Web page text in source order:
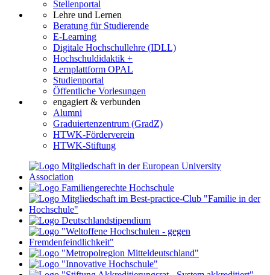
Stellenportal
Lehre und Lernen
Beratung für Studierende
E-Learning
Digitale Hochschullehre (IDLL)
Hochschuldidaktik +
Lernplattform OPAL
Studienportal
Öffentliche Vorlesungen
engagiert & verbunden
Alumni
Graduiertenzentrum (GradZ)
HTWK-Förderverein
HTWK-Stiftung